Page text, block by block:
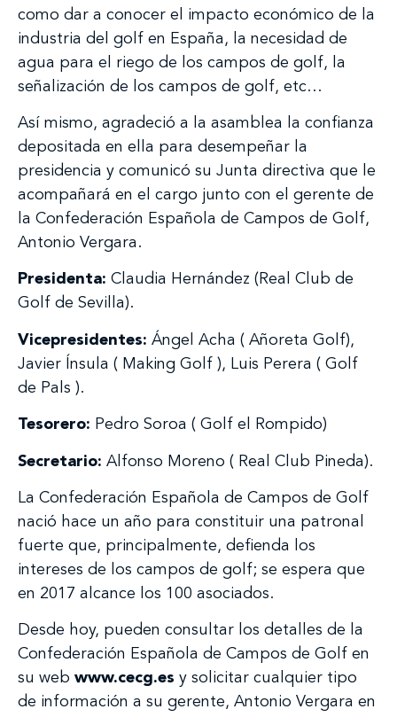
como dar a conocer el impacto económico de la
industria del golf en España, la necesidad de
agua para el riego de los campos de golf, la
señalización de los campos de golf, etc…
Así mismo, agradeció a la asamblea la confianza
depositada en ella para desempeñar la
presidencia y comunicó su Junta directiva que le
acompañará en el cargo junto con el gerente de
la Confederación Española de Campos de Golf,
Antonio Vergara.
Presidenta: Claudia Hernández (Real Club de
Golf de Sevilla).
Vicepresidentes: Ángel Acha ( Añoreta Golf),
Javier Ínsula ( Making Golf ), Luis Perera ( Golf
de Pals ).
Tesorero: Pedro Soroa ( Golf el Rompido)
Secretario: Alfonso Moreno ( Real Club Pineda).
La Confederación Española de Campos de Golf
nació hace un año para constituir una patronal
fuerte que, principalmente, defienda los
intereses de los campos de golf; se espera que
en 2017 alcance los 100 asociados.
Desde hoy, pueden consultar los detalles de la
Confederación Española de Campos de Golf en
su web www.cecg.es y solicitar cualquier tipo
de información a su gerente, Antonio Vergara en